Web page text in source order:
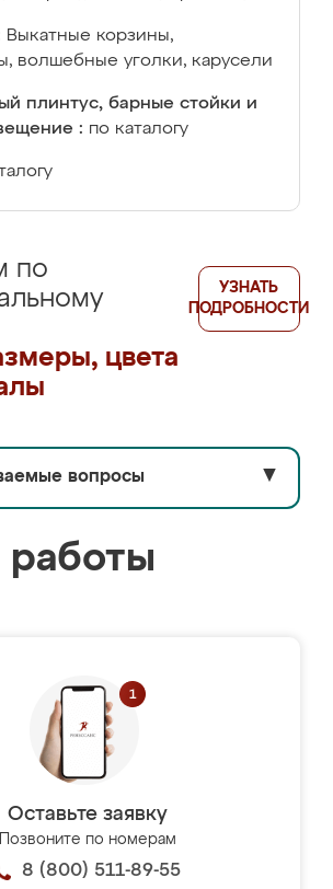
Выкатные корзины,
волшебные уголки, карусели
плинтус, барные стойки и
: по каталогу
по
цвета
УЗНАТЬ
ПОДРОБНОСТИ
вопросы ▼
Оставьте заявку
Позвоните по номерам
8 (800) 511-89-55